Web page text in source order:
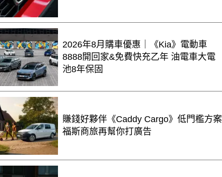
2026年8月購車優惠｜《Kia》電動車
8888開回家&免費快充乙年 油電車大電
池8年保固
賺錢好夥伴《Caddy Cargo》低門檻方案
福斯商旅再幫你打廣告